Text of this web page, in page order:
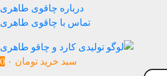
درباره چاقوی طاهری
تماس با چاقوی طاهری
سبد خرید تومان 0